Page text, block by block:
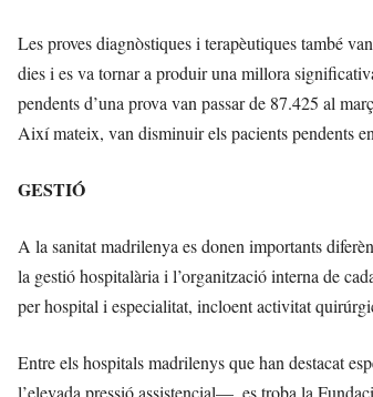
Les proves diagnòstiques i terapèutiques també
dies i es va tornar a produir una millora
pendents d’una prova van passar de 87.425 al
Així mateix, van disminuir els pacients pendents
GESTIÓ
A la sanitat madrilenya es donen importants
la gestió hospitalària i l’organització interna de
per hospital i especialitat, incloent activitat
Entre els hospitals madrilenys que han destacat
l’elevada pressió assistencial—, es troba la